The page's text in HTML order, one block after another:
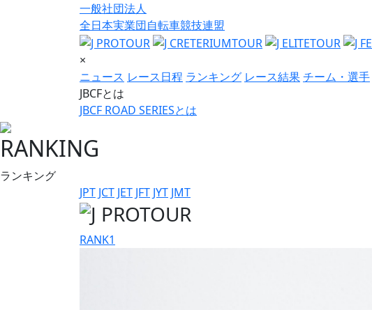
一般社団法人
全日本実業団自転車競技連盟
×
ニュース レース日程 ランキング レース結果チーム・選手
JBCFとは
JBCF ROAD SERIESとは
RANKING
ランキング
JPT JCT JET JFT JYT JMT
RANK1